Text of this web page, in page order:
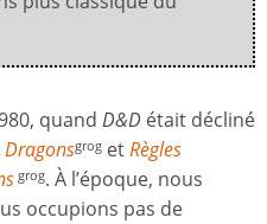
quand D&D était décliné
grog etRègles
grog. À l’époque, nous
occupions pas de